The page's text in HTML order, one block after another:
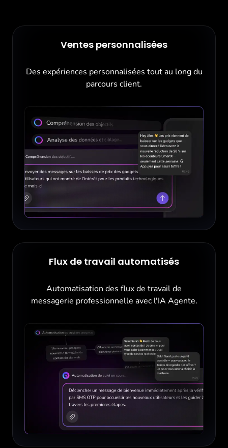
Ventes personnalisées
Des expériences personnalisées tout au long du
parcours client.
Flux de travail automatisés
Automatisation des flux de travail de
messagerie professionnelle avec l'IA Agente.